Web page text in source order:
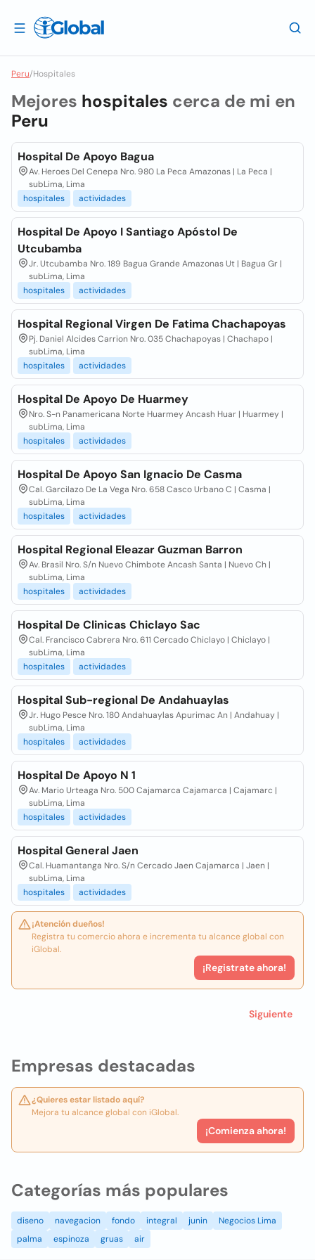
Peru/Hospitales
Empresas destacadas
¿Quieres estar listado aquí?
Mejora tu alcance global con iGlobal.
¡Comienza ahora!
Mejores hospitales cerca de mi en
Peru
Hospital De Apoyo Bagua
Av. Heroes Del Cenepa Nro. 980 La Peca Amazonas | La Peca |
subLima, Lima
hospitales
actividades
Hospital De Apoyo I Santiago Apóstol De
Utcubamba
Jr. Utcubamba Nro. 189 Bagua Grande Amazonas Ut | Bagua Gr |
subLima, Lima
hospitales
actividades
Hospital Regional Virgen De Fatima Chachapoyas
Pj. Daniel Alcides Carrion Nro. 035 Chachapoyas | Chachapo |
subLima, Lima
hospitales
actividades
Hospital De Apoyo De Huarmey
Nro. S-n Panamericana Norte Huarmey Ancash Huar | Huarmey |
subLima, Lima
hospitales
actividades
Hospital De Apoyo San Ignacio De Casma
Cal. Garcilazo De La Vega Nro. 658 Casco Urbano C | Casma |
subLima, Lima
hospitales
actividades
Hospital Regional Eleazar Guzman Barron
Av. Brasil Nro. S/n Nuevo Chimbote Ancash Santa | Nuevo Ch |
subLima, Lima
hospitales
actividades
Hospital De Clinicas Chiclayo Sac
Cal. Francisco Cabrera Nro. 611 Cercado Chiclayo | Chiclayo |
subLima, Lima
hospitales
actividades
Hospital Sub-regional De Andahuaylas
Jr. Hugo Pesce Nro. 180 Andahuaylas Apurimac An | Andahuay |
subLima, Lima
hospitales
actividades
Hospital De Apoyo N 1
Av. Mario Urteaga Nro. 500 Cajamarca Cajamarca | Cajamarc |
subLima, Lima
hospitales
actividades
Hospital General Jaen
Cal. Huamantanga Nro. S/n Cercado Jaen Cajamarca | Jaen |
subLima, Lima
hospitales
actividades
¡Atención dueños!
Registra tu comercio ahora e incrementa tu alcance global con
iGlobal.
¡Registrate ahora!
Siguiente
Categorías más populares
diseno navegacion fondo integral junin
Negocios Lima
palma
espinoza gruas air